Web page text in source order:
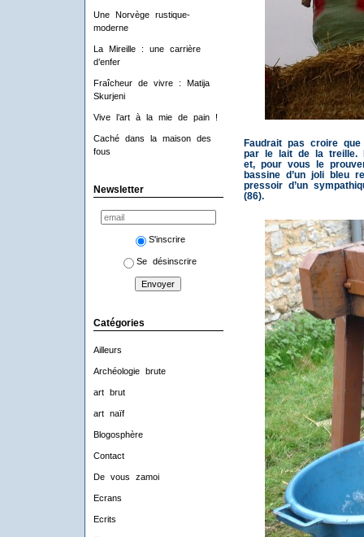
Une Norvège rustique-
moderne
La Mireille : une carrière
d’enfer
Fraîcheur de vivre : Matija
Skurjeni
Vive l’art à la mie de pain !
Caché dans la maison des
fous
Newsletter
S'inscrire
Se désinscrire
Catégories
Ailleurs
Archéologie brute
art brut
art naïf
Blogosphère
Contact
De vous zamoi
Ecrans
Ecrits
Faudrait pas croire
par le lait de la treille.
et, pour vous le
bassine d’un joli bleu
pressoir d’un
(86).